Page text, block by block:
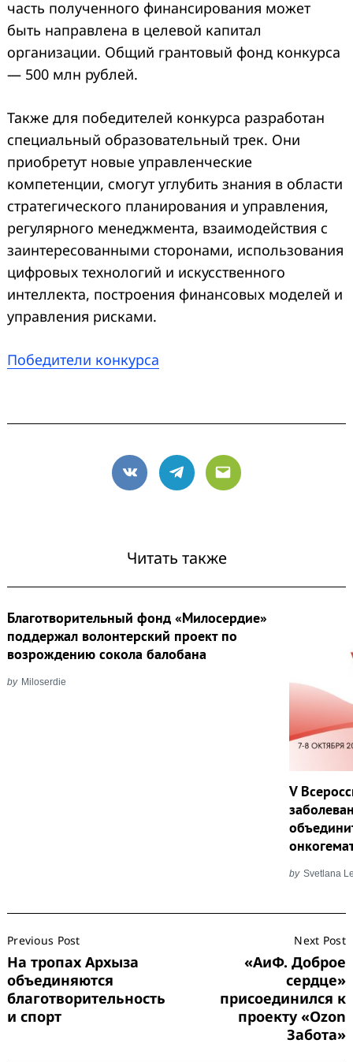
часть полученного финансирования может
быть направлена в целевой капитал
организации. Общий грантовый фонд конкурса
— 500 млн рублей.
Также для победителей конкурса разработан
специальный образовательный трек. Они
приобретут новые управленческие
компетенции, смогут углубить знания в области
стратегического планирования и управления,
регулярного менеджмента, взаимодействия с
заинтересованными сторонами, использования
цифровых технологий и искусственного
интеллекта, построения финансовых моделей и
управления рисками.
Победители конкурса
VK Telegram
Email
Читать также
Благотворительный фонд «Милосердие»
поддержал волонтерский проект по
возрождению сокола балобана
by Miloserdie
V
by Svetlana
Navigation
Previous Post
На тропах Архыза
объединяются
благотворительность
и спорт
Next Post
«АиФ. Доброе
сердце»
присоединился к
проекту «Ozon
Забота»
Search